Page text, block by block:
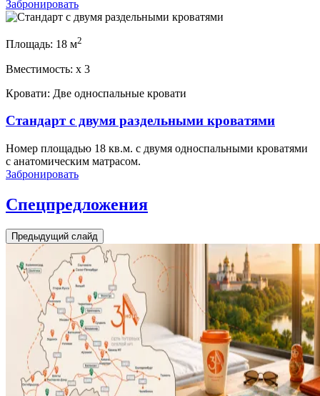
Забронировать
Площадь: 18 м2
Вместимость: x 3
Кровати: Две односпальные кровати
Стандарт с двумя раздельными кроватями
Номер площадью 18 кв.м. с двумя односпальными кроватями
с анатомическим матрасом.
Забронировать
Спецпредложения
Предыдущий слайд